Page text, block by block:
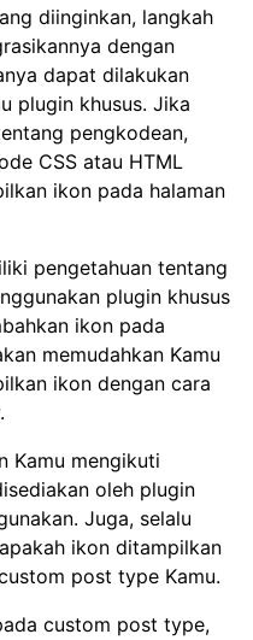
diinginkan, langkah
dengan
dapat dilakukan
plugin khusus. Jika
pengkodean,
CSS atau HTML
ikon pada halaman
pengetahuan tentang
plugin khusus
ikon pada
memudahkan Kamu
ikon dengan cara
Kamu mengikuti
oleh plugin
Juga, selalu
ikon ditampilkan
post type Kamu.
custom post type,